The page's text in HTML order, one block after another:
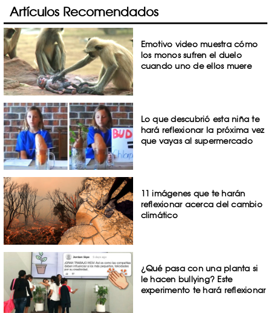
Artículos Recomendados
Emotivo video muestra cómo
los monos sufren el duelo
cuando uno de ellos muere
Lo que descubrió esta niña te
hará reflexionar la próxima vez
que vayas al supermercado
11 imágenes que te harán
reflexionar acerca del cambio
climático
¿Qué pasa con una planta si
le hacen bullying? Este
experimento te hará reflexionar